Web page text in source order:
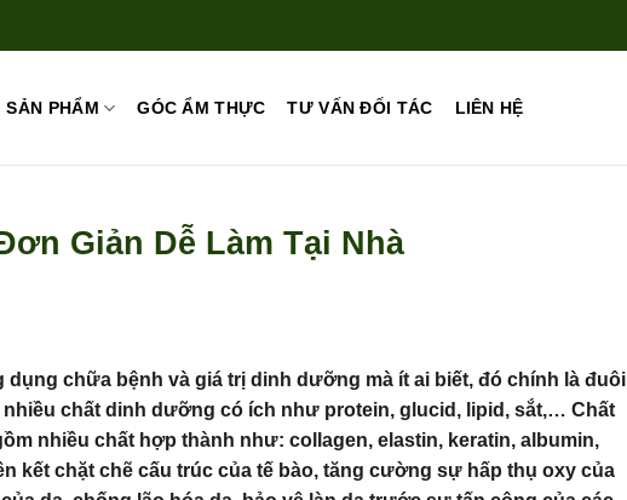
SẢN PHẨM GÓC ẨM THỰC TƯ VẤN ĐỐI TÁC LIÊN HỆ
Giản Dễ Làm Tại Nhà
dụng chữa bệnh và giá trị dinh dưỡng mà ít ai biết, đó chính là đuôi
nhiều chất dinh dưỡng có ích như protein, glucid, lipid, sắt,… Chất
nhiều chất hợp thành như: collagen, elastin, keratin, albumin,
kết chặt chẽ cấu trúc của tế bào, tăng cường sự hấp thụ oxy của